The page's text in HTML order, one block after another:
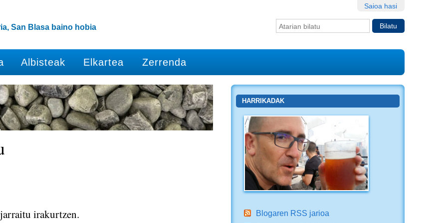
Saioa hasi
Bilatu atarian
San Blasa baino hobia
Albisteak Elkartea Zerrenda
irakurtzen.
HARRIKADAK
Blogaren RSS jarioa